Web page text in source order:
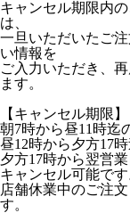
キャンセル期限内
は、
一旦いただいたご
い情報を
ご入力いただき、
ます。
【キャンセル期限】
朝7時から昼11時迄
昼12時から夕方17
夕方17時から翌営
キャンセル可能です
店舗休業中のご注
す。